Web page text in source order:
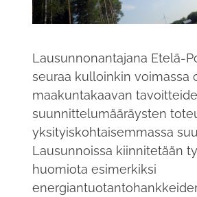
Lausunnonantajana Etelä-
seuraa kulloinkin voimassa
maakuntakaavan
suunnittelumääräysten
yksityiskohtaisemmassa
Lausunnoissa kiinnitetään
huomiota esimerkiksi